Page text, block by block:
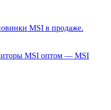
MSI в продаже.
MSI оптом — MSI